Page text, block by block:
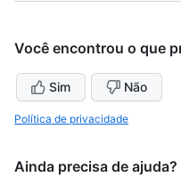
Você encontrou o que
Sim Não
Política de privacidade
Ainda precisa de ajuda?